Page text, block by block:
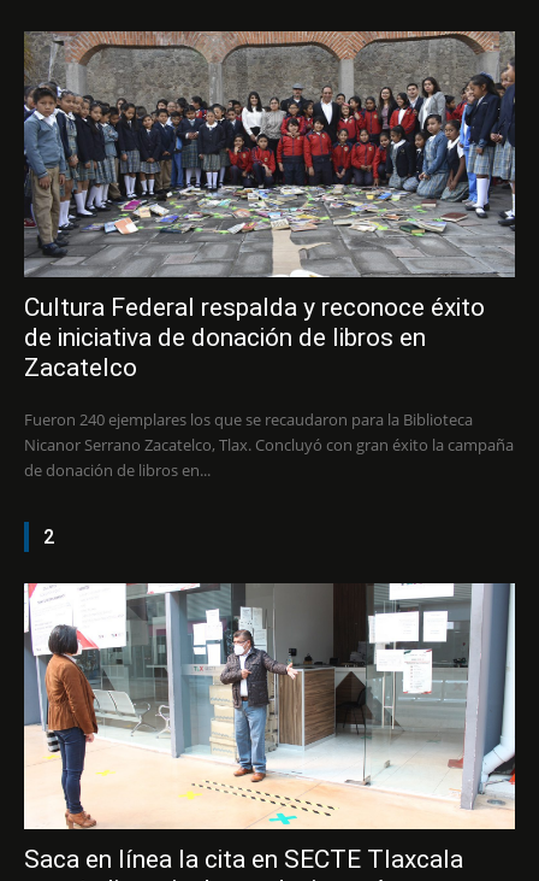
Cultura Federal respalda y reconoce éxito
de iniciativa de donación de libros en
Zacatelco
Fueron 240 ejemplares los que se recaudaron para la Biblioteca
Nicanor Serrano Zacatelco, Tlax. Concluyó con gran éxito la campaña
de donación de libros en...
2
Saca en línea la cita en SECTE Tlaxcala